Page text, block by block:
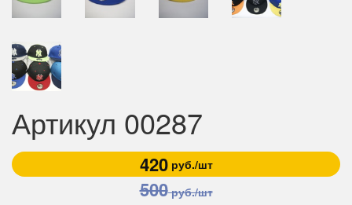
Артикул 00287
420руб./шт
500руб./шт